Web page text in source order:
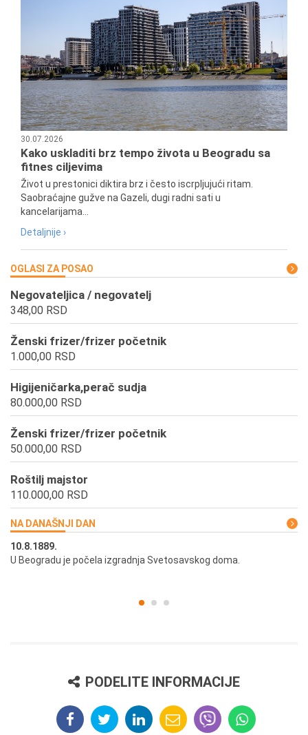
30.07.2026
Kako uskladiti brz tempo života u Beogradu sa
fitnes ciljevima
Život u prestonici diktira brz i često iscrpljujući ritam.
Saobraćajne gužve na Gazeli, dugi radni sati u
kancelarijama...
Detaljnije ›
OGLASI ZA POSAO
Negovateljica / negovatelj
348,00 RSD
Ženski frizer/frizer početnik
1.000,00 RSD
Higijeničarka,perač sudja
80.000,00 RSD
Ženski frizer/frizer početnik
50.000,00 RSD
Roštilj majstor
110.000,00 RSD
NA DANAŠNJI DAN
10.8.1889.
U Beogradu je počela izgradnja Svetosavskog doma.
PODELITE INFORMACIJE